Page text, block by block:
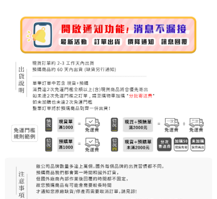
全家取貨付款
每筆NT$80，滿NT$999(含以上)免運費
每筆NT$80，滿NT$999(含以上)免運費
7-11取貨付款
每筆NT$80，滿NT$999(含以上)免運費
7-11純取貨 (先付款
每筆NT$80，滿NT$999(含以上)免運費
每筆NT$100，滿NT$999(含以上)免運費
離島宅配（澎湖、金門、馬祖、小琉球）
每筆NT$250，滿NT$3,000(含以上)免運費